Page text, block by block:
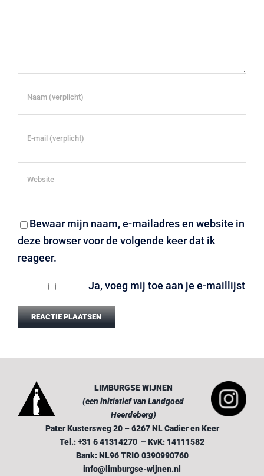
Bewaar mijn naam, e-mailadres en website in
deze browser voor de volgende keer dat ik
reageer.
Ja, voeg mij toe aan je e-maillijst
LIMBURGSE WIJNEN
(een initiatief van Landgoed
Heerdeberg)
Pater Kustersweg 20 – 6267 NL Cadier en Keer
Tel.: +31 6 41314270 – KvK: 14111582
Bank: NL96 TRIO 0390990760
info@limburgse-wijnen.nl